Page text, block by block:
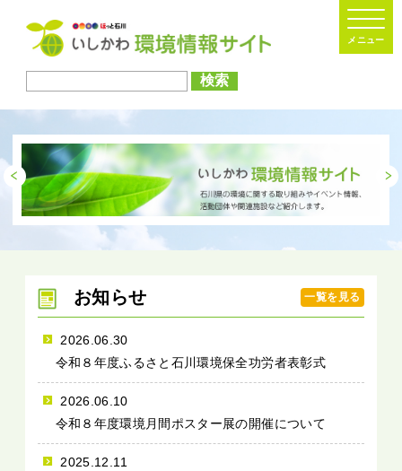
検索
お知らせ 一覧を見る
2026.06.30
令和８年度ふるさと石川環境保全功労者表彰式
2026.06.10
令和８年度環境月間ポスター展の開催について
2025.12.11